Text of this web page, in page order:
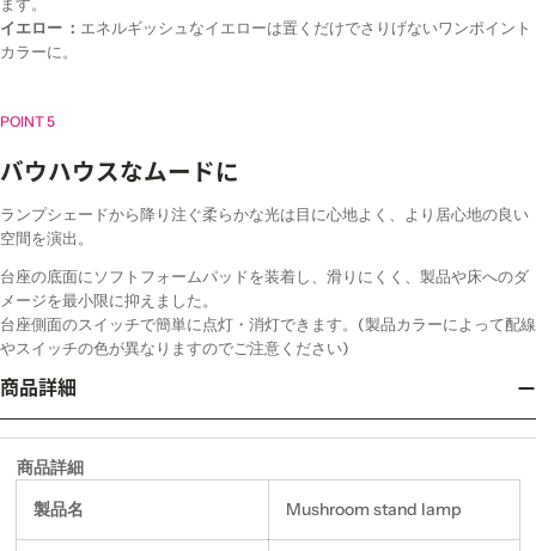
イエロー ： エネルギッシュなイエローは置くだけでさりげないワンポイント
カラーに。
POINT 5
バウハウスなムードに
ランプシェードから降り注ぐ柔らかな光は目に心地よく、より居心地の良い
空間を演出。
台座の底面にソフトフォームパッドを装着し、滑りにくく、製品や床へのダ
メージを最小限に抑えました。
台座側面のスイッチで簡単に点灯・消灯できます。(製品カラーによって配線
やスイッチの色が異なりますのでご注意ください)
商品詳細
商品詳細
製品名
Mushroom stand lamp